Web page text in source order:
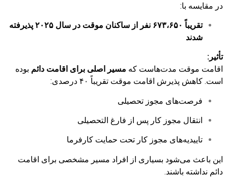
در مقایسه با:
تقریباً ۶۷۳،۶۵۰ نفر از ساکنان موقت در سال ۲۰۲۵ پذیرفته
شدند
تأثیر:
اقامت موقت مدت‌هاست که مسیر اصلی برای اقامت دائم بوده
است. کاهش پذیرش اقامت موقت تقریباً ۴۰ درصدی:
فرصت‌های مجوز تحصیلی
انتقال مجوز کار پس از فارغ التحصیلی
تاییدیه‌های مجوز کار تحت حمایت کارفرما
این باعث می‌شود بسیاری از افراد مسیر مشخصی برای اقامت
دائم نداشته باشند.